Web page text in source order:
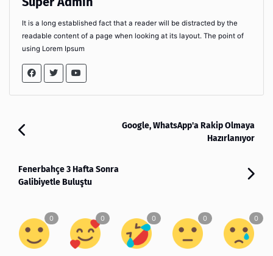
It is a long established fact that a reader will be distracted by the
readable content of a page when looking at its layout. The point of
using Lorem Ipsum
Google, WhatsApp'a Rakip Olmaya
Hazırlanıyor
Fenerbahçe 3 Hafta Sonra
Galibiyetle Buluştu